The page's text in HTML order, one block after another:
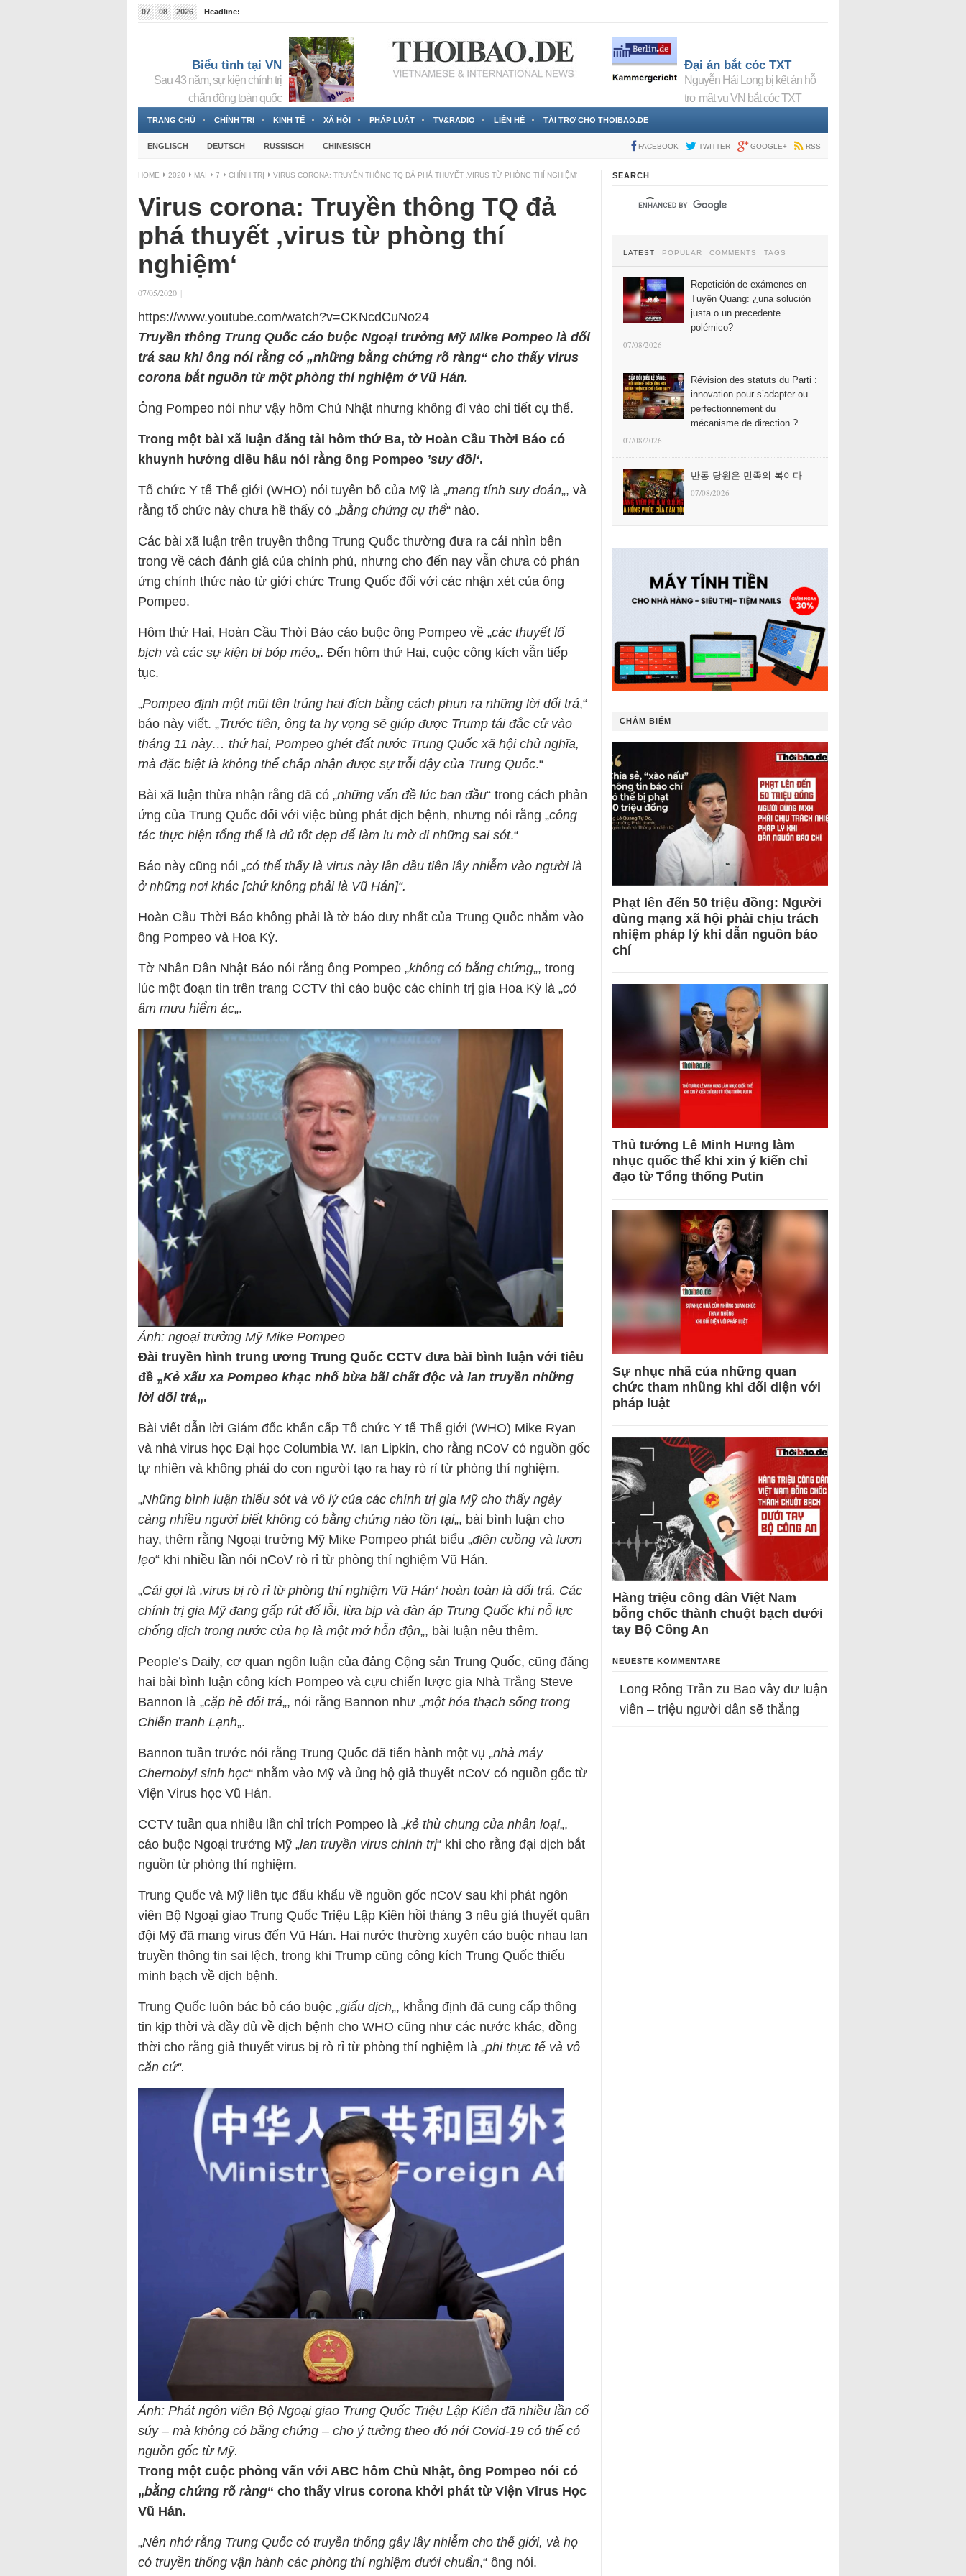
07 08 2026
Headline:
Biểu tình tại VN
Sau 43 năm, sự kiện chính trị
chấn động toàn quốc
Đại án bắt cóc TXT
Nguyễn Hải Long bị kết án hỗ
trợ mật vụ VN bắt cóc TXT
TRANG CHỦ CHÍNH TRỊ KINH TẾ XÃ HỘI PHÁP LUẬT TV&RADIO LIÊN HỆ TÀI TRỢ CHO THOIBAO.DE
ENGLISCH DEUTSCH RUSSISCH CHINESISCH FACEBOOK TWITTER GOOGLE+ RSS
HOME 2020 MAI 7 CHÍNH TRỊ VIRUS CORONA: TRUYỀN THÔNG TQ ĐẢ PHÁ THUYẾT ‚VIRUS TỪ PHÒNG THÍ NGHIỆM‘
Virus corona: Truyền thông TQ đả
phá thuyết ‚virus từ phòng thí
nghiệm‘
07/05/2020 |
https://www.youtube.com/watch?v=CKNcdCuNo24
Truyền thông Trung Quốc cáo buộc Ngoại trưởng Mỹ Mike Pompeo là dối
trá sau khi ông nói rằng có „những bằng chứng rõ ràng“ cho thấy virus
corona bắt nguồn từ một phòng thí nghiệm ở Vũ Hán.
Ông Pompeo nói như vậy hôm Chủ Nhật nhưng không đi vào chi tiết cụ thể.
Trong một bài xã luận đăng tải hôm thứ Ba, tờ Hoàn Cầu Thời Báo có
khuynh hướng diều hâu nói rằng ông Pompeo ’suy đồi‘.
Tổ chức Y tế Thế giới (WHO) nói tuyên bố của Mỹ là „mang tính suy đoán„, và
rằng tổ chức này chưa hề thấy có „bằng chứng cụ thể“ nào.
Các bài xã luận trên truyền thông Trung Quốc thường đưa ra cái nhìn bên
trong về cách đánh giá của chính phủ, nhưng cho đến nay vẫn chưa có phản
ứng chính thức nào từ giới chức Trung Quốc đối với các nhận xét của ông
Pompeo.
Hôm thứ Hai, Hoàn Cầu Thời Báo cáo buộc ông Pompeo về „các thuyết lố
bịch và các sự kiện bị bóp méo„. Đến hôm thứ Hai, cuộc công kích vẫn tiếp
tục.
„Pompeo định một mũi tên trúng hai đích bằng cách phun ra những lời dối trá,“
báo này viết. „Trước tiên, ông ta hy vọng sẽ giúp được Trump tái đắc cử vào
tháng 11 này… thứ hai, Pompeo ghét đất nước Trung Quốc xã hội chủ nghĩa,
mà đặc biệt là không thể chấp nhận được sự trỗi dậy của Trung Quốc.“
Bài xã luận thừa nhận rằng đã có „những vấn đề lúc ban đầu“ trong cách phản
ứng của Trung Quốc đối với việc bùng phát dịch bệnh, nhưng nói rằng „công
tác thực hiện tổng thể là đủ tốt đẹp để làm lu mờ đi những sai sót.“
Báo này cũng nói „có thể thấy là virus này lần đầu tiên lây nhiễm vào người là
ở những nơi khác [chứ không phải là Vũ Hán]“.
Hoàn Cầu Thời Báo không phải là tờ báo duy nhất của Trung Quốc nhắm vào
ông Pompeo và Hoa Kỳ.
Tờ Nhân Dân Nhật Báo nói rằng ông Pompeo „không có bằng chứng„, trong
lúc một đoạn tin trên trang CCTV thì cáo buộc các chính trị gia Hoa Kỳ là „có
âm mưu hiểm ác„.
Ảnh: ngoại trưởng Mỹ Mike Pompeo
Đài truyền hình trung ương Trung Quốc CCTV đưa bài bình luận với tiêu
đề „Kẻ xấu xa Pompeo khạc nhổ bừa bãi chất độc và lan truyền những
lời dối trá„.
Bài viết dẫn lời Giám đốc khẩn cấp Tổ chức Y tế Thế giới (WHO) Mike Ryan
và nhà virus học Đại học Columbia W. Ian Lipkin, cho rằng nCoV có nguồn gốc
tự nhiên và không phải do con người tạo ra hay rò rỉ từ phòng thí nghiệm.
„Những bình luận thiếu sót và vô lý của các chính trị gia Mỹ cho thấy ngày
càng nhiều người biết không có bằng chứng nào tồn tại„, bài bình luận cho
hay, thêm rằng Ngoại trưởng Mỹ Mike Pompeo phát biểu „điên cuồng và lươn
lẹo“ khi nhiều lần nói nCoV rò rỉ từ phòng thí nghiệm Vũ Hán.
„Cái gọi là ‚virus bị rò rỉ từ phòng thí nghiệm Vũ Hán‘ hoàn toàn là dối trá. Các
chính trị gia Mỹ đang gấp rút đổ lỗi, lừa bịp và đàn áp Trung Quốc khi nỗ lực
chống dịch trong nước của họ là một mớ hỗn độn„, bài luận nêu thêm.
People’s Daily, cơ quan ngôn luận của đảng Cộng sản Trung Quốc, cũng đăng
hai bài bình luận công kích Pompeo và cựu chiến lược gia Nhà Trắng Steve
Bannon là „cặp hề dối trá„, nói rằng Bannon như „một hóa thạch sống trong
Chiến tranh Lạnh„.
Bannon tuần trước nói rằng Trung Quốc đã tiến hành một vụ „nhà máy
Chernobyl sinh học“ nhằm vào Mỹ và ủng hộ giả thuyết nCoV có nguồn gốc từ
Viện Virus học Vũ Hán.
CCTV tuần qua nhiều lần chỉ trích Pompeo là „kẻ thù chung của nhân loại„,
cáo buộc Ngoại trưởng Mỹ „lan truyền virus chính trị“ khi cho rằng đại dịch bắt
nguồn từ phòng thí nghiệm.
Trung Quốc và Mỹ liên tục đấu khẩu về nguồn gốc nCoV sau khi phát ngôn
viên Bộ Ngoại giao Trung Quốc Triệu Lập Kiên hồi tháng 3 nêu giả thuyết quân
đội Mỹ đã mang virus đến Vũ Hán. Hai nước thường xuyên cáo buộc nhau lan
truyền thông tin sai lệch, trong khi Trump cũng công kích Trung Quốc thiếu
minh bạch về dịch bệnh.
Trung Quốc luôn bác bỏ cáo buộc „giấu dịch„, khẳng định đã cung cấp thông
tin kịp thời và đầy đủ về dịch bệnh cho WHO cũng như các nước khác, đồng
thời cho rằng giả thuyết virus bị rò rỉ từ phòng thí nghiệm là „phi thực tế và vô
căn cứ“.
Ảnh: Phát ngôn viên Bộ Ngoại giao Trung Quốc Triệu Lập Kiên đã nhiều lần cổ
súy – mà không có bằng chứng – cho ý tưởng theo đó nói Covid-19 có thể có
nguồn gốc từ Mỹ.
Trong một cuộc phỏng vấn với ABC hôm Chủ Nhật, ông Pompeo nói có
„bằng chứng rõ ràng“ cho thấy virus corona khởi phát từ Viện Virus Học
Vũ Hán.
„Nên nhớ rằng Trung Quốc có truyền thống gây lây nhiễm cho thế giới, và họ
có truyền thống vận hành các phòng thí nghiệm dưới chuẩn,“ ông nói.
SEARCH
LATEST POPULAR COMMENTS TAGS
Repetición de exámenes en
Tuyên Quang: ¿una solución
justa o un precedente
polémico?
07/08/2026
Révision des statuts du Parti :
innovation pour s’adapter ou
perfectionnement du
mécanisme de direction ?
07/08/2026
반동 당원은 민족의 복이다
07/08/2026
CHÂM BIẾM
Phạt lên đến 50 triệu đồng: Người
dùng mạng xã hội phải chịu trách
nhiệm pháp lý khi dẫn nguồn báo
chí
Thủ tướng Lê Minh Hưng làm
nhục quốc thể khi xin ý kiến chỉ
đạo từ Tổng thống Putin
Sự nhục nhã của những quan
chức tham nhũng khi đối diện với
pháp luật
Hàng triệu công dân Việt Nam
bỗng chốc thành chuột bạch dưới
tay Bộ Công An
NEUESTE KOMMENTARE
Long Rồng Trần zu Bao vây dư luận
viên – triệu người dân sẽ thắng